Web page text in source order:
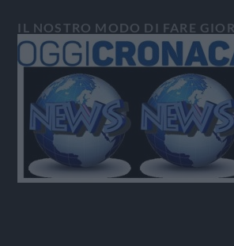
IL NOSTRO MODO DI FARE